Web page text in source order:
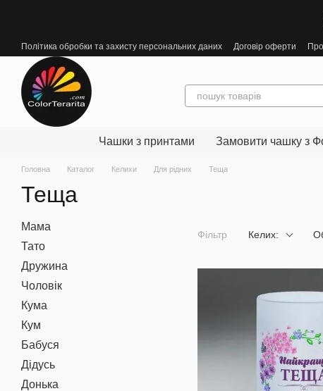
Політика обробки та захисту персональних даних Договір оферти
Чашки з принтами Замовити чашку з
Головна Каталог Келихи Для рідних Теща
Теща
Фільтр Келих:
Мама
Тато
Дружина
Чоловік
Кума
Кум
Бабуся
Дідусь
Донька